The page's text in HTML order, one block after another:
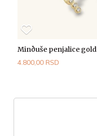
Minðuše penjalice gold
4.800,00 RSD